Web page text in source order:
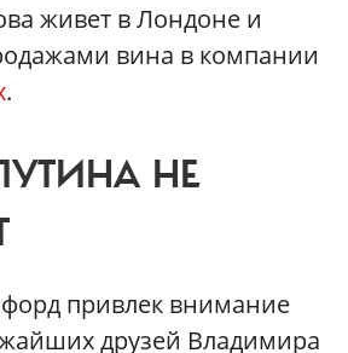
живет в Лондоне и
вина в компании
.
НЕ
привлек внимание
друзей Владимира